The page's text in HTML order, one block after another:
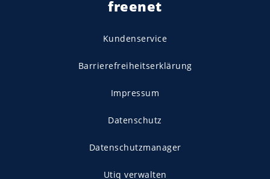
freenet
Kundenservice
Barrierefreiheitserklärung
Impressum
Datenschutz
Datenschutzmanager
Utiq verwalten